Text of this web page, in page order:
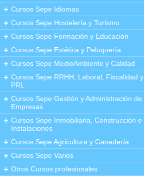
Cursos Sepe Idiomas
Cursos Sepe Hostelería y Turismo
Cursos Sepe Formación y Educación
Cursos Sepe Estética y Peluquería
Cursos Sepe MedioAmbiente y Calidad
Cursos Sepe RRHH, Laboral, Fiscalidad y
PRL
Cursos Sepe Gestión y Administración de
Empresas
Cursos Sepe Inmobiliaria, Construcción e
Instalaciones
Cursos Sepe Agricultura y Ganadería
Cursos Sepe Varios
Otros Cursos profesionales